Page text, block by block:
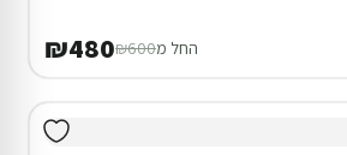
החל מ₪600
₪480